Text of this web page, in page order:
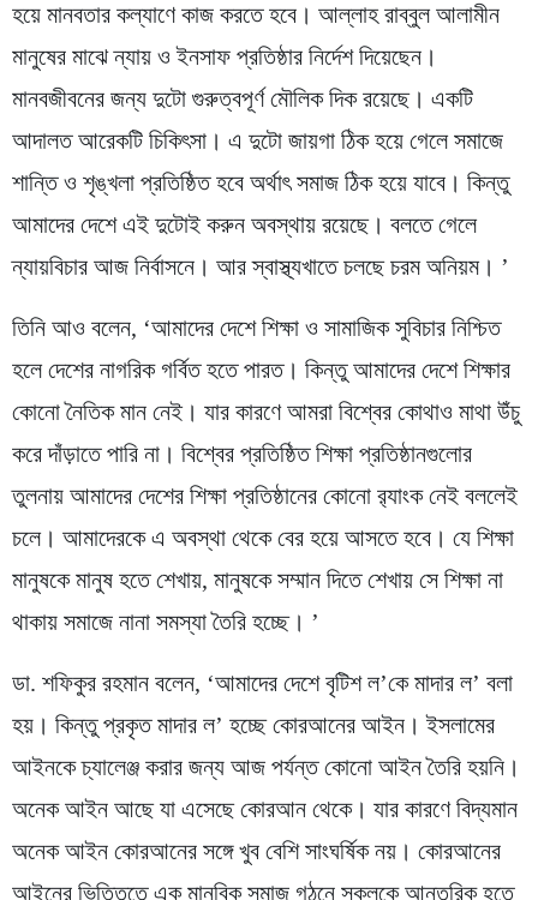
হয়ে মানবতার কল্যাণে কাজ করতে হবে। আল্লাহ রাব্বুল আলামীন
মানুষের মাঝে ন্যায় ও ইনসাফ প্রতিষ্ঠার নির্দেশ দিয়েছেন।
মানবজীবনের জন্য দুটো গুরুত্বপূর্ণ মৌলিক দিক রয়েছে। একটি
আদালত আরেকটি চিকিৎসা। এ দুটো জায়গা ঠিক হয়ে গেলে সমাজে
শান্তি ও শৃঙ্খলা প্রতিষ্ঠিত হবে অর্থাৎ সমাজ ঠিক হয়ে যাবে। কিন্তু
আমাদের দেশে এই দুটোই করুন অবস্থায় রয়েছে। বলতে গেলে
ন্যায়বিচার আজ নির্বাসনে। আর স্বাস্থ্যখাতে চলছে চরম অনিয়ম। ’
তিনি আও বলেন, ‘আমাদের দেশে শিক্ষা ও সামাজিক সুবিচার নিশ্চিত
হলে দেশের নাগরিক গর্বিত হতে পারত। কিন্তু আমাদের দেশে শিক্ষার
কোনো নৈতিক মান নেই। যার কারণে আমরা বিশ্বের কোথাও মাথা উঁচু
করে দাঁড়াতে পারি না। বিশ্বের প্রতিষ্ঠিত শিক্ষা প্রতিষ্ঠানগুলোর
তুলনায় আমাদের দেশের শিক্ষা প্রতিষ্ঠানের কোনো র‌্যাংক নেই বললেই
চলে। আমাদেরকে এ অবস্থা থেকে বের হয়ে আসতে হবে। যে শিক্ষা
মানুষকে মানুষ হতে শেখায়, মানুষকে সম্মান দিতে শেখায় সে শিক্ষা না
থাকায় সমাজে নানা সমস্যা তৈরি হচ্ছে। ’
ডা. শফিকুর রহমান বলেন, ‘আমাদের দেশে বৃটিশ ল’কে মাদার ল’ বলা
হয়। কিন্তু প্রকৃত মাদার ল’ হচ্ছে কোরআনের আইন। ইসলামের
আইনকে চ্যালেঞ্জ করার জন্য আজ পর্যন্ত কোনো আইন তৈরি হয়নি।
অনেক আইন আছে যা এসেছে কোরআন থেকে। যার কারণে বিদ্যমান
অনেক আইন কোরআনের সঙ্গে খুব বেশি সাংঘর্ষিক নয়। কোরআনের
আইনের ভিত্তিতে এক মানবিক সমাজ গঠনে সকলকে আন্তরিক হতে